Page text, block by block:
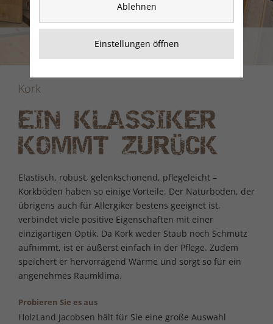
KORK
Kork
EIN KLASSIKER
KOMMT ZURÜCK
Elastisch, robust, gelenkschonend, pflegeleicht –
Korkböden haben so einige Vorteile. Der Naturboden, der
übrigens auch für Allergiker bestens geeignet ist,
verbindet viele positive Eigenschaften mit einer
einzigartigen Optik. Da Kork weder Staub noch Schmutz
aufnimmt, ist er äußerst einfach in der Pflege. Zudem
speichert er hervorragend Wärme und sorgt so für ein
angenehmes Raumklima.
Probieren Sie es aus
HolzLand Jacobsen hält für Sie eine große Auswahl
Ablehnen
Einstellungen öffnen